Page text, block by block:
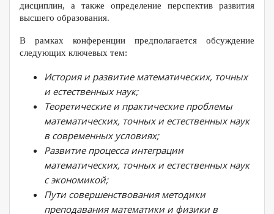
дисциплин, а также определение перспектив развития
высшего образования.
В рамках конференции предполагается обсуждение
следующих ключевых тем:
История и развитие математических, точных
и естественных наук;
Теоретические и практические проблемы
математических, точных и естественных наук
в современных условиях;
Развитие процесса интеграции
математических, точных и естественных наук
с экономикой;
Пути совершенствования методики
преподавания математики и физики в